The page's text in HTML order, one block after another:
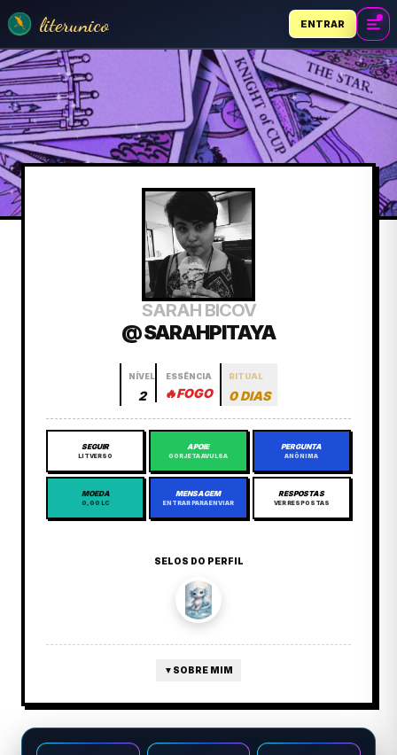
literunico ENTRAR
SARAH BICOV
@ SARAHPITAYA
NÍVEL
2
ESSÊNCIA
🔥FOGO
RITUAL
0 DIAS
SEGUIR
LITVERSO
APOIE
GORJETA AVULSA
PERGUNTA
ANÔNIMA
MOEDA
0,00 LC
MENSAGEM
ENTRAR PARA ENVIAR
RESPOSTAS
VER RESPOSTAS
SELOS DO PERFIL
▼ SOBRE MIM